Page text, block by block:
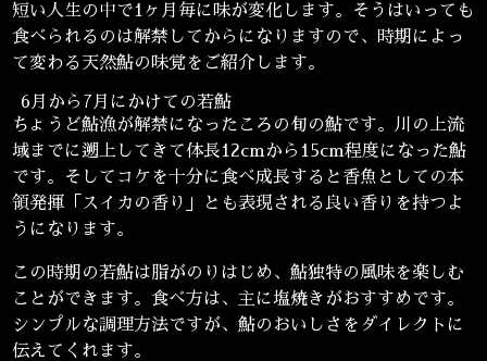
短い人生の中で1ヶ月毎に味が変化します。そうはいっても
食べられるのは解禁してからになりますので、時期によっ
て変わる天然鮎の味覚をご紹介します。
6月から7月にかけての若鮎
ちょうど鮎漁が解禁になったころの旬の鮎です。川の上流
域までに遡上してきて体長12cmから15cm程度になった鮎
です。そしてコケを十分に食べ成長すると香魚としての本
領発揮「スイカの香り」とも表現される良い香りを持つよ
うになります。
この時期の若鮎は脂がのりはじめ、鮎独特の風味を楽しむ
ことができます。食べ方は、主に塩焼きがおすすめです。
シンプルな調理方法ですが、鮎のおいしさをダイレクトに
伝えてくれます。